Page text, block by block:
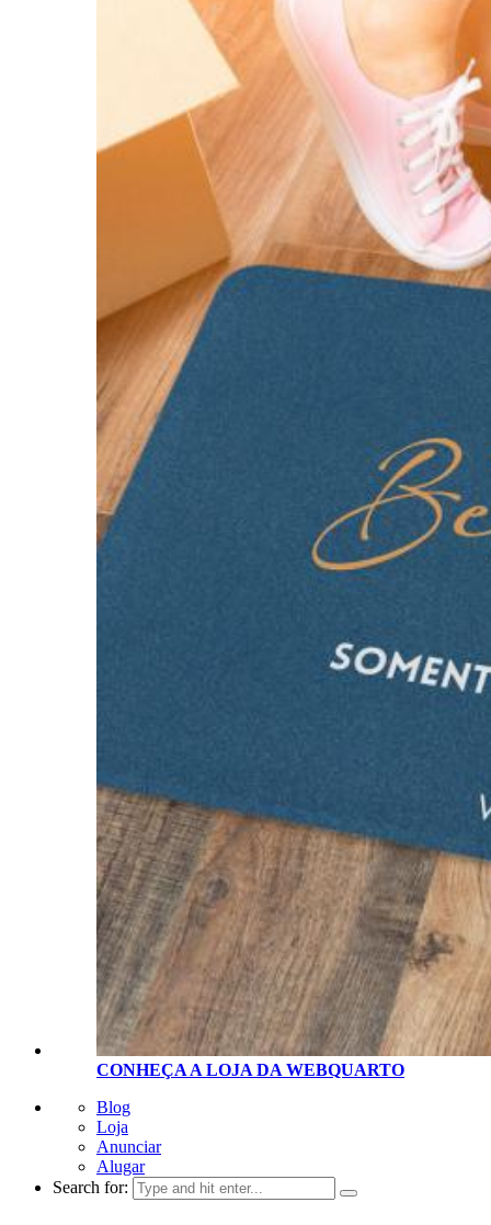
CONHEÇA A LOJA DA WEBQUARTO
Blog
Loja
Anunciar
Alugar
Search for: